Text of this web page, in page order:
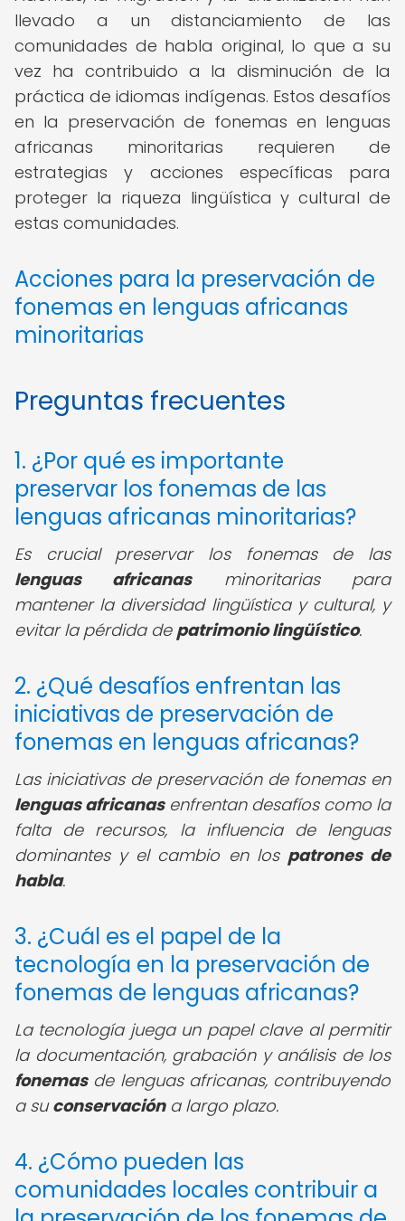
llevado a un distanciamiento de las
comunidades de habla original, lo que a su
vez ha contribuido a la disminución de la
práctica de idiomas indígenas. Estos desafíos
en la preservación de fonemas en lenguas
africanas minoritarias requieren de
estrategias y acciones específicas para
proteger la riqueza lingüística y cultural de
estas comunidades.
Acciones para la preservación de
fonemas en lenguas africanas
minoritarias
Preguntas frecuentes
1. ¿Por qué es importante
preservar los fonemas de las
lenguas africanas minoritarias?
Es crucial preservar los fonemas de las
lenguas africanasminoritarias para
mantener la diversidad lingüística y cultural, y
evitar la pérdida de patrimonio lingüístico.
2. ¿Qué desafíos enfrentan las
iniciativas de preservación de
fonemas en lenguas africanas?
Las iniciativas de preservación de fonemas en
lenguas africanasenfrentan desafíos como la
falta de recursos, la influencia de lenguas
dominantes y el cambio en los patrones de
habla.
3. ¿Cuál es el papel de la
tecnología en la preservación de
fonemas de lenguas africanas?
La tecnología juega un papel clave al permitir
la documentación, grabación y análisis de los
fonemasde lenguas africanas, contribuyendo
a suconservacióna largo plazo.
4. ¿Cómo pueden las
comunidades locales contribuir a